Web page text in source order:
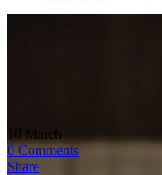
10 March
0 Comments
Share